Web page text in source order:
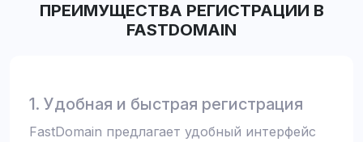
ПРЕИМУЩЕСТВА РЕГИСТРАЦИИ В
FASTDOMAIN
1. Удобная и быстрая регистрация
FastDomain предлагает удобный интерфейс